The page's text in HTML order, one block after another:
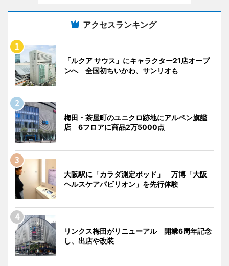
アクセスランキング
「ルクア サウス」にキャラクター21店オープ
ンへ 全国初ちいかわ、サンリオも
梅田・茶屋町のユニクロ跡地にアルペン旗艦
店 6フロアに商品2万5000点
大阪駅に「カラダ測定ポッド」 万博「大阪
ヘルスケアパビリオン」を先行体験
リンクス梅田がリニューアル 開業6周年記念
し、出店や改装